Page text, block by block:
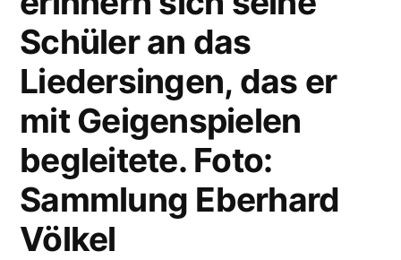
Schüler an das
Liedersingen, das er
mit Geigenspielen
begleitete. Foto:
Sammlung Eberhard
Völkel